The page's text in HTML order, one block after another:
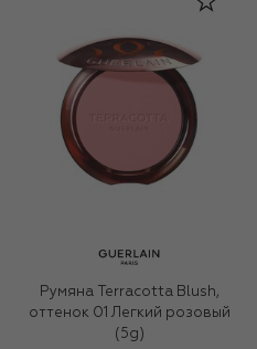
Румяна Terracotta Blush,
оттенок 01 Легкий розовый
(5g)